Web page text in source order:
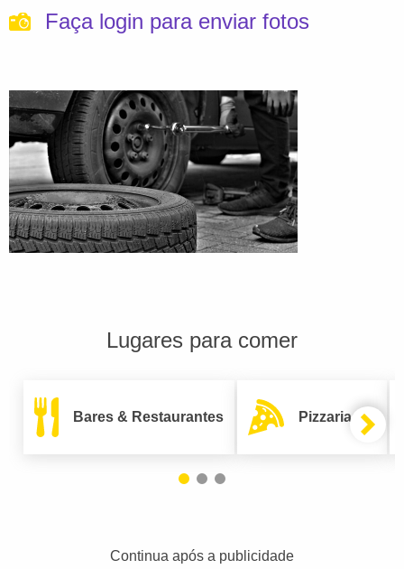
Faça login para enviar fotos
Lugares para comer
Bares & Restaurantes Pizzarias
Continua após a publicidade